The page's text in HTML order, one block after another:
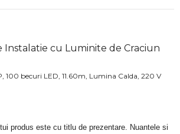
Instalatie cu Luminite de Craciun
100 becuri LED, 11.60m, Lumina Calda, 220 V
produs este cu titlu de prezentare. Nuantele si